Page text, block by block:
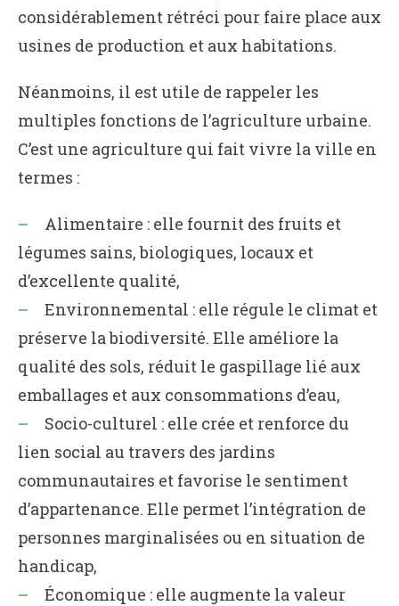
considérablement rétréci pour faire place aux
usines de production et aux habitations.
Néanmoins, il est utile de rappeler les
multiples fonctions de l’agriculture urbaine.
C’est une agriculture qui fait vivre la ville en
termes :
Alimentaire : elle fournit des fruits et
légumes sains, biologiques, locaux et
d’excellente qualité,
Environnemental : elle régule le climat et
préserve la biodiversité. Elle améliore la
qualité des sols, réduit le gaspillage lié aux
emballages et aux consommations d’eau,
Socio-culturel : elle crée et renforce du
lien social au travers des jardins
communautaires et favorise le sentiment
d’appartenance. Elle permet l’intégration de
personnes marginalisées ou en situation de
handicap,
Économique : elle augmente la valeur